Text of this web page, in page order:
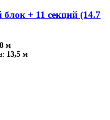
+ 11 секций (14.7
м
13,5 м